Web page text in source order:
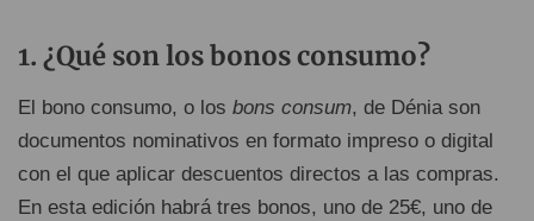
¿Qué son los bonos consumo?
El bono consumo, o los bons consum, de Dénia son
documentos nominativos en formato impreso o digital
con el que aplicar descuentos directos a las compras.
En esta edición habrá tres bonos, uno de 25€, uno de